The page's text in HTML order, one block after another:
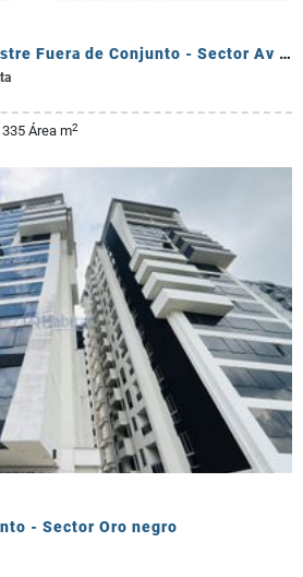
Se Vende Casa Campestre Fuera de Conjunto - Sector Av Centenario
Área m2
- Sector Oro negro